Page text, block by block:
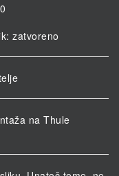
zatvoreno
na Thule